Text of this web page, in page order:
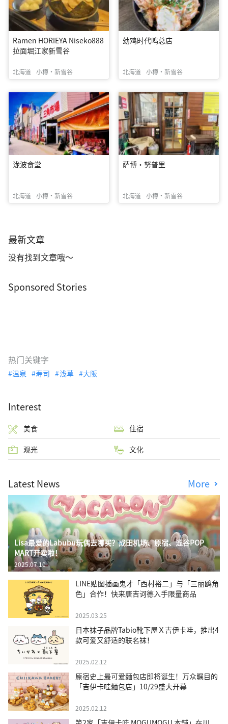
Ramen HORIEYA Niseko888
拉面堀江家新雪谷
北海道 小樽・新雪谷
幼鸡时代鸣总店
北海道 小樽・新雪谷
泷波食堂
北海道 小樽・新雪谷
萨博·努普里
北海道 小樽・新雪谷
最新文章
没有找到文章哦～
Sponsored Stories
热门关键字
温泉 寿司 浅草 大阪
Interest
美食 住宿
观光 文化
Latest News More
Lisa最爱的Labubu玩偶去哪买？成田机场、原宿、涩谷POP
MART开卖啦！
2025.07.10
LINE贴图插画鬼才「西村裕二」与「三丽鸥角
色」合作！快来唐吉诃德入手限量商品
2025.03.25
日本袜子品牌Tabio靴下屋Ｘ吉伊卡哇，推出4
款可爱又舒适的联名袜！
2025.02.12
原宿史上最可爱麵包店即将诞生！万众瞩目的
「吉伊卡哇麵包店」10/29盛大开幕
2025.02.12